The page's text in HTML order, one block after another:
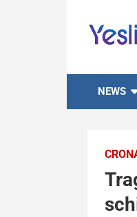
content
NEWS